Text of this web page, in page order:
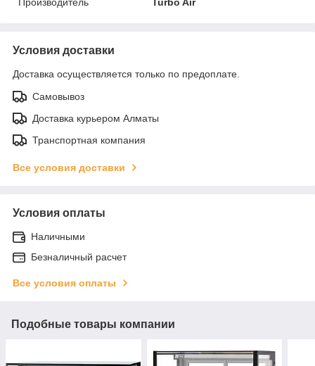
Условия доставки
Доставка осуществляется только по предоплате.
Самовывоз
Доставка курьером Алматы
Транспортная компания
Все условия доставки
Условия оплаты
Наличными
Безналичный расчет
Все условия оплаты
Подобные товары компании